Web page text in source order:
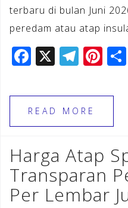
terbaru di bulan Juni
peredam atau atap
F
c
e
b
o
o
k
X T
e
gr
a
m
Pi
te
e
st
READ MORE
Harga Atap
Transparan
Per Lembar